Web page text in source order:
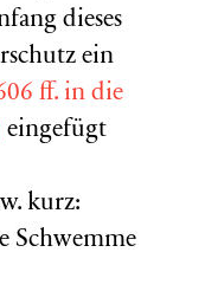
dieses
ein
ff. in die
eingefügt
kurz:
Schwemme